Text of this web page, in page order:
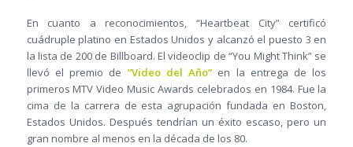
En cuanto a reconocimientos, “Heartbeat City” certificó
cuádruple platino en Estados Unidos y alcanzó el puesto 3 en
la lista de 200 de Billboard. El videoclip de “You Might Think” se
llevó el premio de “Video del Año” en la entrega de los
primeros MTV Video Music Awards celebrados en 1984. Fue la
cima de la carrera de esta agrupación fundada en Boston,
Estados Unidos. Después tendrían un éxito escaso, pero un
gran nombre al menos en la década de los 80.